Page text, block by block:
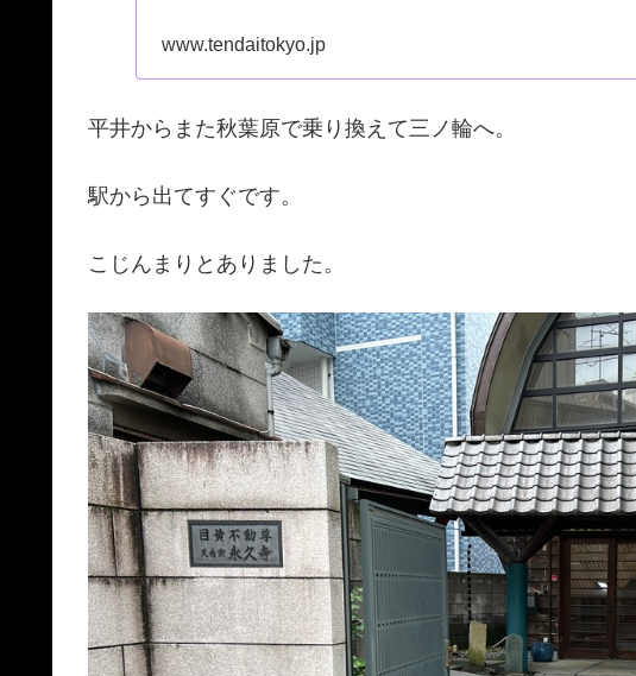
www.tendaitokyo.jp
平井からまた秋葉原で乗り換えて三ノ輪へ。
駅から出てすぐです。
こじんまりとありました。